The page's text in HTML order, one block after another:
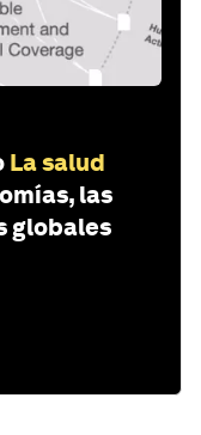
La salud
las
globales